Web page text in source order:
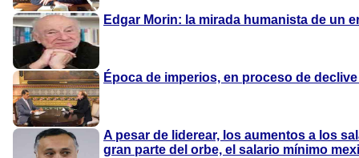
Edgar Morin: la mirada humanista de un
Época de imperios, en proceso de
A pesar de liderear, los aumentos a los
gran parte del orbe, el salario mínimo